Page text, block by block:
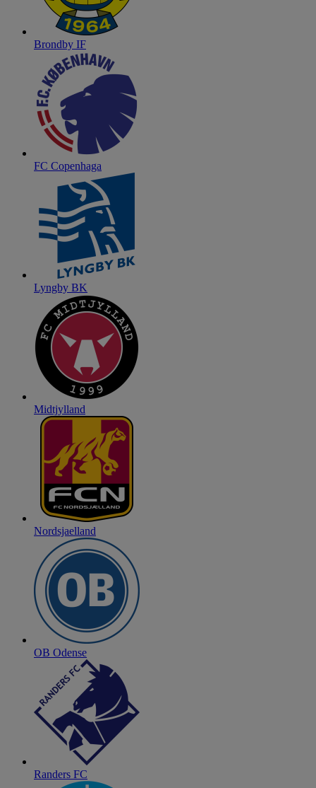
Brondby IF
FC Copenhaga
Lyngby BK
Midtjylland
Nordsjaelland
OB Odense
Randers FC